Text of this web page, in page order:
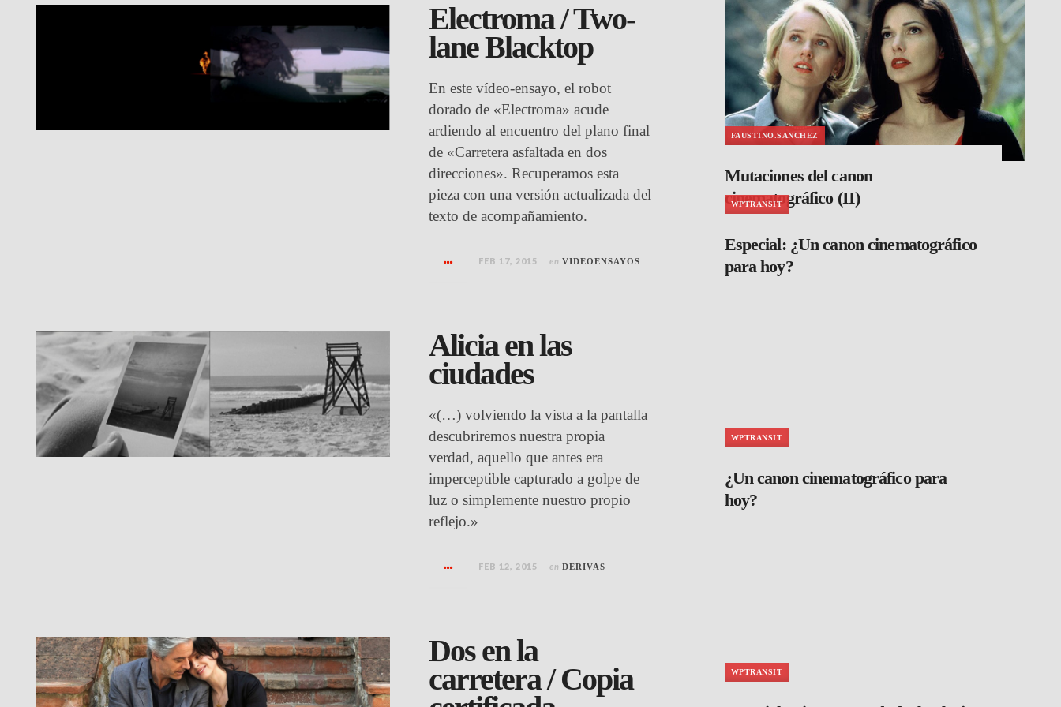
Electroma / Two-
lane Blacktop
En este vídeo-ensayo, el robot
dorado de «Electroma» acude
ardiendo al encuentro del plano final
de «Carretera asfaltada en dos
direcciones». Recuperamos esta
pieza con una versión actualizada del
texto de acompañamiento.
FEB 17, 2015 en VIDEOENSAYOS
Alicia en las
ciudades
«(…) volviendo la vista a la pantalla
descubriremos nuestra propia
verdad, aquello que antes era
imperceptible capturado a golpe de
luz o simplemente nuestro propio
reflejo.»
FEB 12, 2015 en DERIVAS
Dos en la
carretera / Copia
FAUSTINO.SANCHEZ
Mutaciones del canon
cinematográfico (II)
WPTRANSIT
Especial: ¿Un canon cinematográfico
para hoy?
WPTRANSIT
¿Un canon cinematográfico para
hoy?
WPTRANSIT